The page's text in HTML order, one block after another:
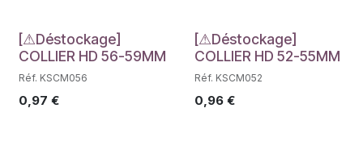
Déstockage
[⚠Déstockage]
COLLIER HD 56-59MM
Réf. KSCM056
0,97 €
Déstockage
[⚠Déstockage]
COLLIER HD 52-55MM
Réf. KSCM052
0,96€